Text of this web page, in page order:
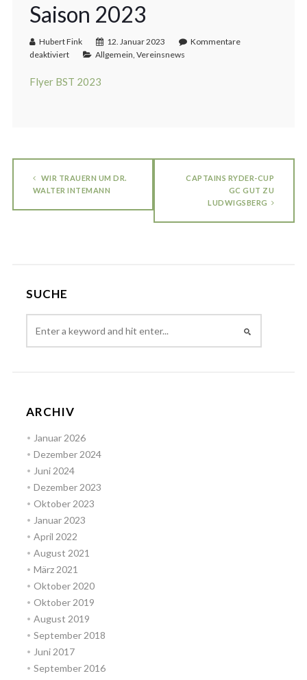
Saison 2023
Hubert Fink 12. Januar 2023
Kommentare
deaktiviert
Allgemein Vereinsnews
Flyer BST 2023
WIR TRAUERN UM DR.
WALTER INTEMANN
CAPTAINS RYDER-CUP
GC GUT ZU
LUDWIGSBERG
SUCHE
ARCHIV
Januar 2026
Dezember 2024
Juni 2024
Dezember 2023
Oktober 2023
Januar 2023
April 2022
August 2021
März 2021
Oktober 2020
Oktober 2019
August 2019
September 2018
Juni 2017
September 2016